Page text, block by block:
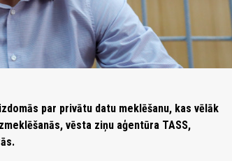
par privātu datu meklēšanu, kas vēlāk
vēsta ziņu aģentūra TASS,